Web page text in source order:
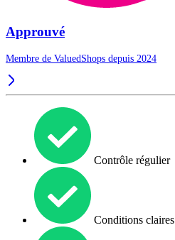
Approuvé
Membre de ValuedShops depuis 2024
Contrôle régulier
Conditions claires